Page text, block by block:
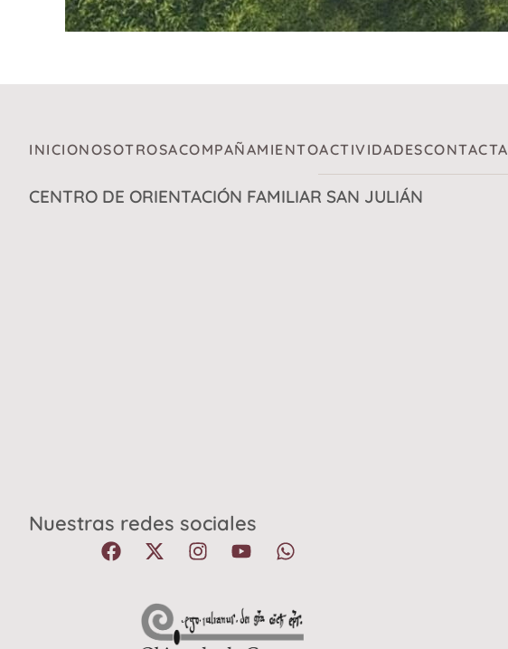
INICIONOSOTROSACOMPAÑAMIENTOACTIVIDADESCONTACTA
CENTRO DE ORIENTACIÓN FAMILIAR SAN JULIÁN
Nuestras redes sociales